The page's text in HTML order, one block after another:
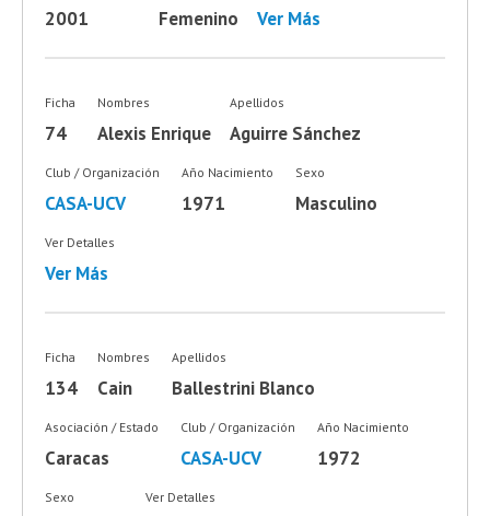
2001 Femenino Ver Más
Ficha
74
Nombres
Alexis Enrique
Apellidos
Aguirre Sánchez
Club / Organización
CASA-UCV
Año Nacimiento
1971
Sexo
Masculino
Ver Detalles
Ver Más
Ficha
134
Nombres
Cain
Apellidos
Ballestrini Blanco
Asociación / Estado
Caracas
Club / Organización
CASA-UCV
Año Nacimiento
1972
Sexo Ver Detalles